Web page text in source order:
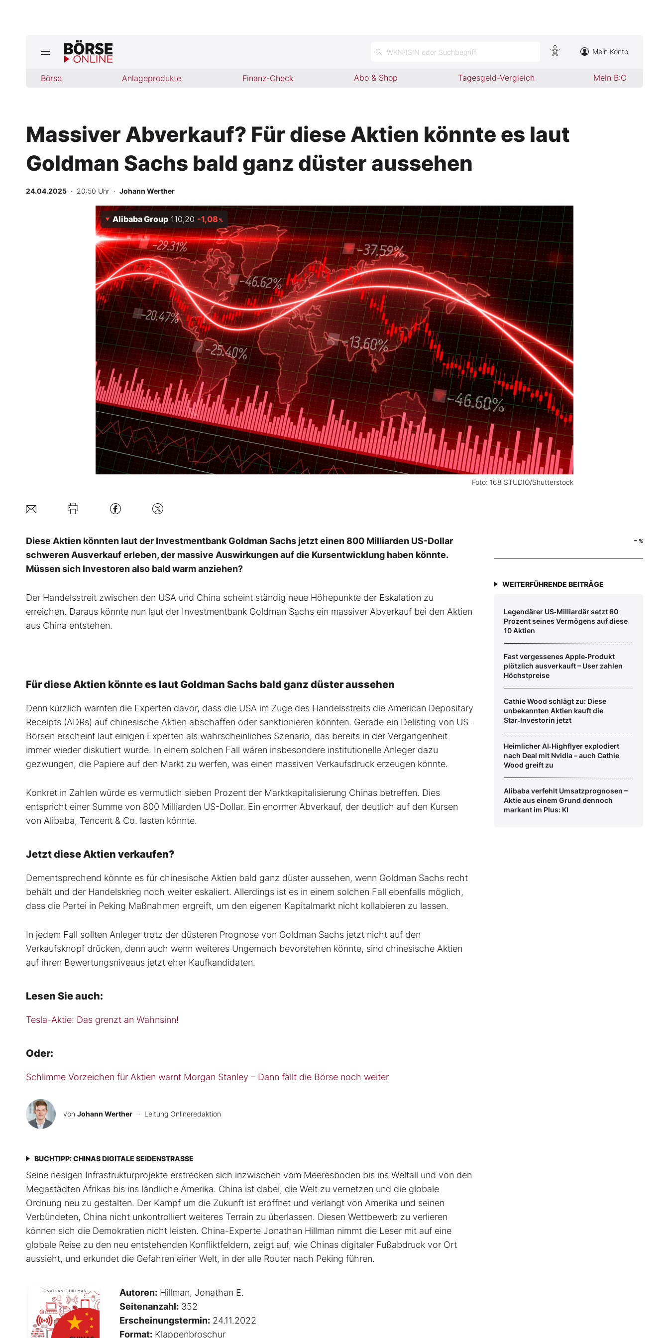
WKN/ISIN oder Suchbegriff Mein Konto
Börse Anlageprodukte Finanz-Check Abo & Shop Tagesgeld-Vergleich Mein B:O
Börse
Finanz-Check
Abo & Shop
BO-Musterdepots
Experten
Mein B:O
Mein Konto
Folgen Sie uns
Kontakt
Massiver Abverkauf? Für diese Aktien könnte es laut
Goldman Sachs bald ganz düster aussehen
24.04.2025 · 20:50 Uhr · Johann Werther
Foto: 168 STUDIO/Shutterstock
Alibaba Group 110,20 -1,08%
Diese Aktien könnten laut der Investmentbank Goldman Sachs jetzt einen 800 Milliarden US-Dollar
schweren Ausverkauf erleben, der massive Auswirkungen auf die Kursentwicklung haben könnte.
Müssen sich Investoren also bald warm anziehen?
Der Handelsstreit zwischen den USA und China scheint ständig neue Höhepunkte der Eskalation zu
erreichen. Daraus könnte nun laut der Investmentbank Goldman Sachs ein massiver Abverkauf bei den Aktien
aus China entstehen.
Für diese Aktien könnte es laut Goldman Sachs bald ganz düster aussehen
Denn kürzlich warnten die Experten davor, dass die USA im Zuge des Handelsstreits die American Depositary
Receipts (ADRs) auf chinesische Aktien abschaffen oder sanktionieren könnten. Gerade ein Delisting von US-
Börsen erscheint laut einigen Experten als wahrscheinliches Szenario, das bereits in der Vergangenheit
immer wieder diskutiert wurde. In einem solchen Fall wären insbesondere institutionelle Anleger dazu
gezwungen, die Papiere auf den Markt zu werfen, was einen massiven Verkaufsdruck erzeugen könnte.
Konkret in Zahlen würde es vermutlich sieben Prozent der Marktkapitalisierung Chinas betreffen. Dies
entspricht einer Summe von 800 Milliarden US-Dollar. Ein enormer Abverkauf, der deutlich auf den Kursen
von Alibaba, Tencent & Co. lasten könnte.
Jetzt diese Aktien verkaufen?
Dementsprechend könnte es für chinesische Aktien bald ganz düster aussehen, wenn Goldman Sachs recht
behält und der Handelskrieg noch weiter eskaliert. Allerdings ist es in einem solchen Fall ebenfalls möglich,
dass die Partei in Peking Maßnahmen ergreift, um den eigenen Kapitalmarkt nicht kollabieren zu lassen.
In jedem Fall sollten Anleger trotz der düsteren Prognose von Goldman Sachs jetzt nicht auf den
Verkaufsknopf drücken, denn auch wenn weiteres Ungemach bevorstehen könnte, sind chinesische Aktien
auf ihren Bewertungsniveaus jetzt eher Kaufkandidaten.
Lesen Sie auch:
Tesla-Aktie: Das grenzt an Wahnsinn!
Oder:
Schlimme Vorzeichen für Aktien warnt Morgan Stanley – Dann fällt die Börse noch weiter
von Johann Werther · Leitung Onlineredaktion
BUCHTIPP: CHINAS DIGITALE SEIDENSTRASSE
Seine riesigen Infrastrukturprojekte erstrecken sich inzwischen vom Meeresboden bis ins Weltall und von den
Megastädten Afrikas bis ins ländliche Amerika. China ist dabei, die Welt zu vernetzen und die globale
Ordnung neu zu gestalten. Der Kampf um die Zukunft ist eröffnet und verlangt von Amerika und seinen
Verbündeten, China nicht unkontrolliert weiteres Terrain zu überlassen. Diesen Wettbewerb zu verlieren
können sich die Demokratien nicht leisten. China-Experte Jonathan Hillman nimmt die Leser mit auf eine
globale Reise zu den neu entstehenden Konfliktfeldern, zeigt auf, wie Chinas digitaler Fußabdruck vor Ort
aussieht, und erkundet die Gefahren einer Welt, in der alle Router nach Peking führen.
Autoren: Hillman, Jonathan E.
Seitenanzahl: 352
Erscheinungstermin: 24.11.2022
Format: Klappenbroschur
- %
WEITERFÜHRENDE BEITRÄGE
Legendärer US‑Milliardär setzt 60
Prozent seines Vermögens auf diese
10 Aktien
Fast vergessenes Apple‑Produkt
plötzlich ausverkauft – User zahlen
Höchstpreise
Cathie Wood schlägt zu: Diese
unbekannten Aktien kauft die
Star‑Investorin jetzt
Heimlicher AI‑Highflyer explodiert
nach Deal mit Nvidia – auch Cathie
Wood greift zu
Alibaba verfehlt Umsatzprognosen –
Aktie aus einem Grund dennoch
markant im Plus: KI